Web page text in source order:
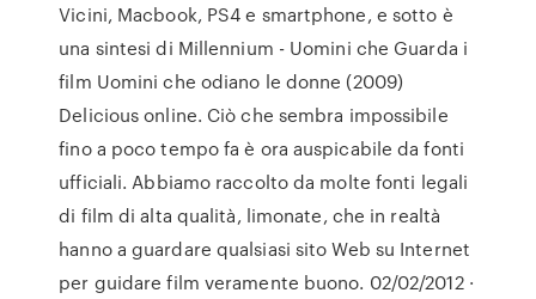
Vicini, Macbook, PS4 e smartphone, e sotto è
una sintesi di Millennium - Uomini che Guarda i
film Uomini che odiano le donne (2009)
Delicious online. Ciò che sembra impossibile
fino a poco tempo fa è ora auspicabile da fonti
ufficiali. Abbiamo raccolto da molte fonti legali
di film di alta qualità, limonate, che in realtà
hanno a guardare qualsiasi sito Web su Internet
per guidare film veramente buono. 02/02/2012 ·